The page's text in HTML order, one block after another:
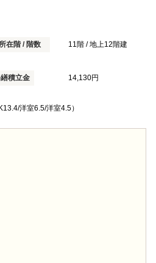
所在階 / 階数 11階 / 地上12階建
積立金 14,130円
洋室6.5/洋室4.5）